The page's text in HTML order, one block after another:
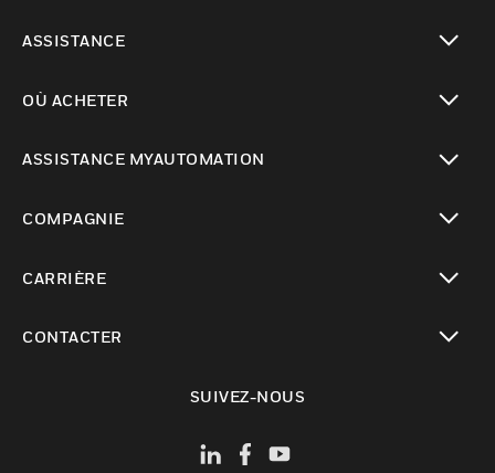
ASSISTANCE
OÙ ACHETER
ASSISTANCE MYAUTOMATION
COMPAGNIE
CARRIÈRE
CONTACTER
SUIVEZ-NOUS